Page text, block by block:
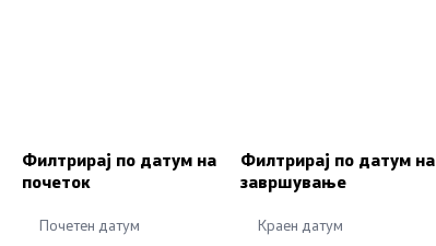
УНЕСКО
Национални институции
Филтрирај по датум на
почеток
Филтрирај по датум на
завршување